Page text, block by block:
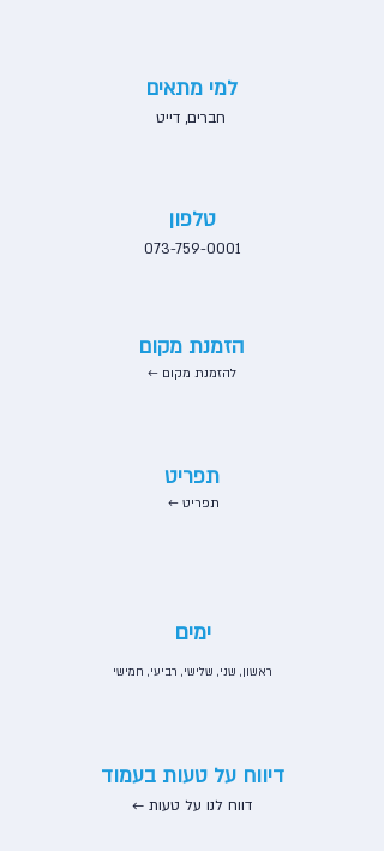
למי מתאים
חברים, דייט
טלפון
073-759-0001
הזמנת מקום
← להזמנת מקום
תפריט
← תפריט
ימים
ראשון, שני, שלישי, רביעי, חמישי
דיווח על טעות בעמוד
דווח לנו על טעות ←